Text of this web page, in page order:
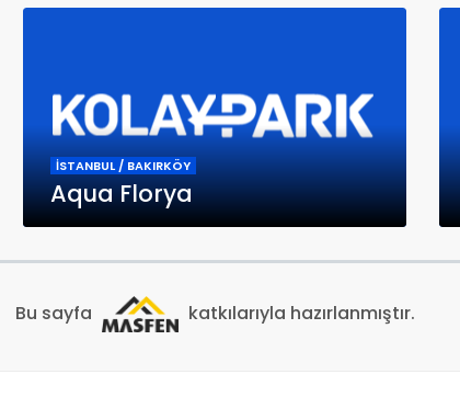
İSTANBUL / BAKIRKÖY
Aqua Florya
Bu sayfa katkılarıyla hazırlanmıştır.